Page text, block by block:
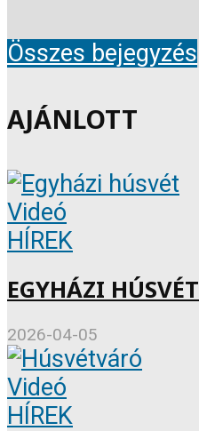
Összes bejegyzés
AJÁNLOTT
Videó
HÍREK
EGYHÁZI HÚSVÉT
2026-04-05
Videó
HÍREK